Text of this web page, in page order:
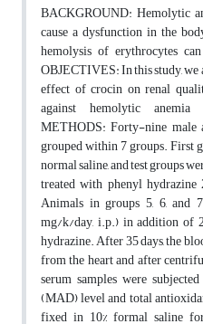
BACKGROUND: Hemolytic
cause a dysfunction in the
hemolysis of erythrocytes
OBJECTIVES: In this study,
effect of crocin on renal
against hemolytic
METHODS: Forty-nine male
grouped within 7 groups. First
normal saline, and test groups
treated with phenyl
Animals in groups 5, 6, and
mg/k/day, i.p.) in addition of
hydrazine. After 35 days, the
from the heart and after
serum samples were
(MAD) level and total
fixed in 10% formal saline